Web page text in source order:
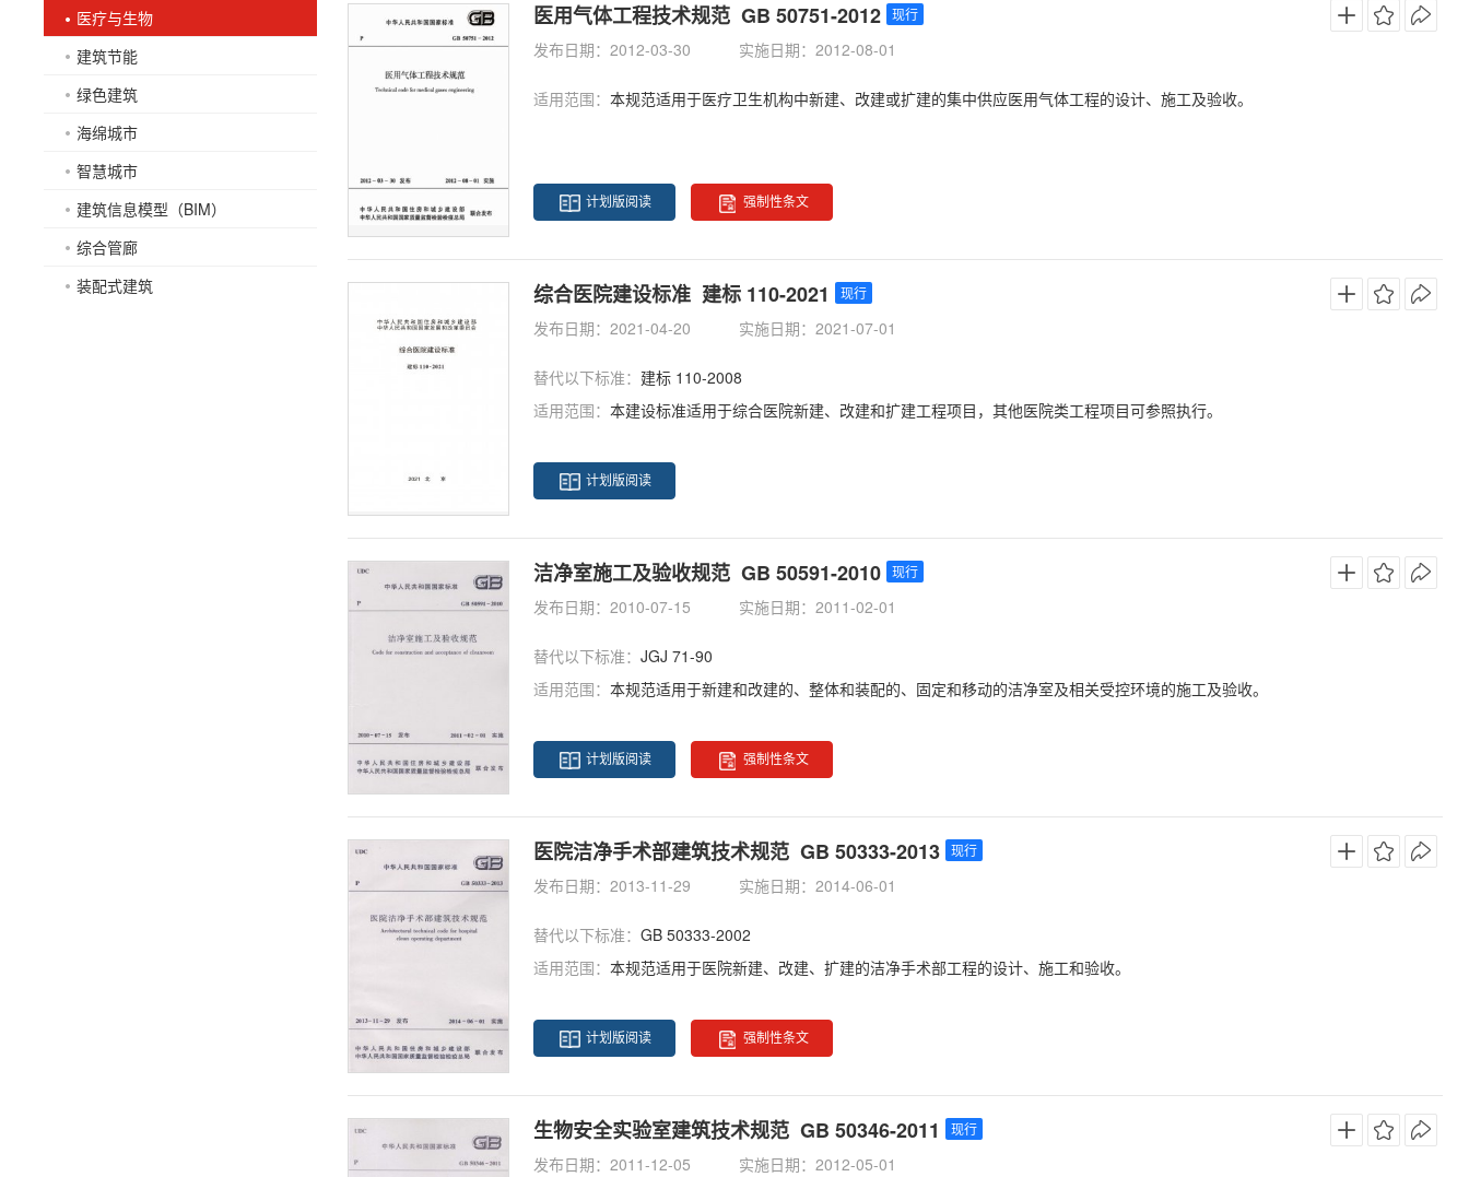
医疗与生物
建筑节能
绿色建筑
海绵城市
智慧城市
建筑信息模型（BIM）
综合管廊
装配式建筑
医用气体工程技术规范 GB 50751-2012 现行
发布日期：2012-03-30 实施日期：2012-08-01
适用范围： 本规范适用于医疗卫生机构中新建、改建或扩建的集中供应医用气体工程的设计、施工及验收。
计划版阅读 强制性条文
综合医院建设标准 建标 110-2021 现行
发布日期：2021-04-20 实施日期：2021-07-01
替代以下标准： 建标 110-2008
适用范围： 本建设标准适用于综合医院新建、改建和扩建工程项目，其他医院类工程项目可参照执行。
计划版阅读
洁净室施工及验收规范 GB 50591-2010 现行
发布日期：2010-07-15 实施日期：2011-02-01
替代以下标准： JGJ 71-90
适用范围： 本规范适用于新建和改建的、整体和装配的、固定和移动的洁净室及相关受控环境的施工及验收。
计划版阅读 强制性条文
医院洁净手术部建筑技术规范 GB 50333-2013 现行
发布日期：2013-11-29 实施日期：2014-06-01
替代以下标准： GB 50333-2002
适用范围： 本规范适用于医院新建、改建、扩建的洁净手术部工程的设计、施工和验收。
计划版阅读 强制性条文
生物安全实验室建筑技术规范 GB 50346-2011 现行
发布日期：2011-12-05 实施日期：2012-05-01